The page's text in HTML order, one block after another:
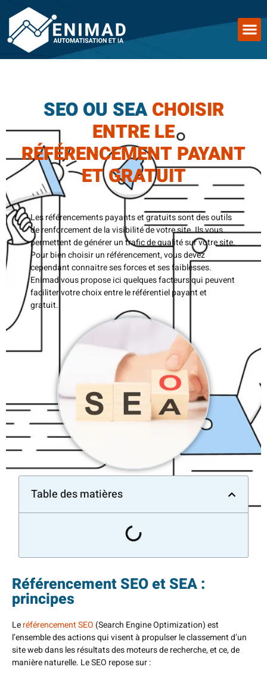
SEO OU SEACHOISIR
ENTRE LE
RÉFÉRENCEMENT PAYANT
ET GRATUIT
Les référencements payants et gratuits sont des outils
de renforcement de la visibilité de votre site. Ils vous
permettent de générer un trafic de qualité sur votre site.
Pour bien choisir un référencement, vous devez
cependant connaitre ses forces et ses faiblesses.
Enimad vous propose ici quelques facteurs qui peuvent
faciliter votre choix entre le référentiel payant et
gratuit.
Table des matières
Référencement SEO et SEA :
principes
Leréférencement SEO (Search Engine Optimization) est
l’ensemble des actions qui visent à propulser le classement d’un
site web dans les résultats des moteurs de recherche, et ce, de
manière naturelle. Le SEO repose sur :